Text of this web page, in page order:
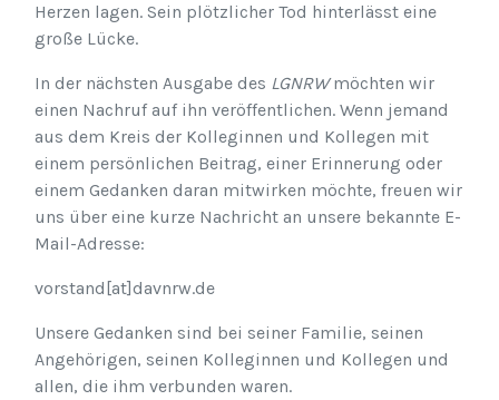
Herzen lagen. Sein plötzlicher Tod hinterlässt eine
große Lücke.
In der nächsten Ausgabe des LGNRWmöchten wir
einen Nachruf auf ihn veröffentlichen. Wenn jemand
aus dem Kreis der Kolleginnen und Kollegen mit
einem persönlichen Beitrag, einer Erinnerung oder
einem Gedanken daran mitwirken möchte, freuen wir
uns über eine kurze Nachricht an unsere bekannte E-
Mail-Adresse:
vorstand[at]davnrw.de
Unsere Gedanken sind bei seiner Familie, seinen
Angehörigen, seinen Kolleginnen und Kollegen und
allen, die ihm verbunden waren.